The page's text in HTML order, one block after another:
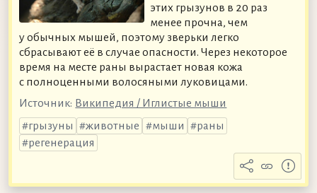
этих грызунов в 20 раз
менее прочна, чем
у обычных мышей, поэтому зверьки легко
сбрасывают её в случае опасности. Через некоторое
время на месте раны вырастает новая кожа
с полноценными волосяными луковицами.
Источник: Википедия / Иглистые мыши
грызуны
животные мыши
раны
регенерация